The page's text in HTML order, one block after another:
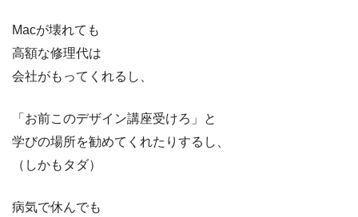
Macが壊れても
高額な修理代は
会社がもってくれるし、
「お前このデザイン講座受けろ」と
学びの場所を勧めてくれたりするし、
（しかもタダ）
病気で休んでも